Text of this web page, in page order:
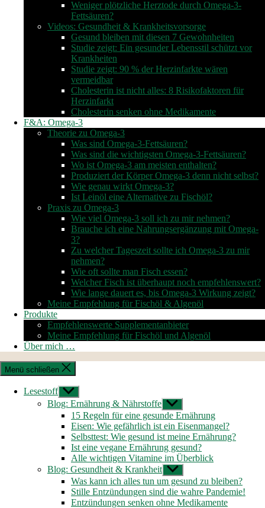
Weniger plötzliche Herztode durch Omega-3-
Fettsäuren?
Videos: Gesundheit & Krankheitsvorsorge
Gesund bleiben mit diesen 7 Gewohnheiten
Studie zeigt: Ein gesunder Lebensstil schützt vor
Krankheiten
Studie zeigt: 90 % der Herzinfarkte wären
vermeidbar
Cholesterin ist nicht alles: 8 Risikofaktoren für
Herzinfarkt
Cholesterin senken ohne Medikamente
F&A: Omega-3
Theorie zu Omega-3
Was sind Omega-3-Fettsäuren?
Was sind die wichtigsten Omega-3-Fettsäuren?
Wo ist Omega-3 am meisten enthalten?
Produziert der Körper Omega-3 denn nicht selbst?
Wie genau wirkt Omega-3?
Ist Leinöl eine Alternative zu Fischöl?
Praxis zu Omega-3
Wie viel Omega-3 soll ich zu mir nehmen?
Brauche ich eine Nahrungsergänzung mit Omega-
3?
Zu welcher Tageszeit sollte ich Omega-3 zu mir
nehmen?
Wie oft sollte man Fisch essen?
Welcher Fisch ist überhaupt noch empfehlenswert?
Wie lange dauert es, bis Omega-3 Wirkung zeigt?
Meine Empfehlung für Fischöl & Algenöl
Produkte
Empfehlenswerte Supplementanbieter
Meine Empfehlung für Fischöl und Algenöl
Über mich …
Menü schließen
Lesestoff Untermenü
anzeigen
Blog: Ernährung & Nährstoffe Untermenü
anzeigen
15 Regeln für eine gesunde Ernährung
Eisen: Wie gefährlich ist ein Eisenmangel?
Selbsttest: Wie gesund ist meine Ernährung?
Ist eine vegane Ernährung gesund?
Alle wichtigen Vitamine im Überblick
Blog: Gesundheit & Krankheit Untermenü
anzeigen
Was kann ich alles tun um gesund zu bleiben?
Stille Entzündungen sind die wahre Pandemie!
Entzündungen senken ohne Medikamente